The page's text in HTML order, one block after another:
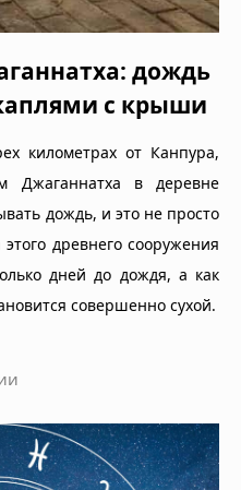
дождь
с крыши
километрах от Канпура,
Джаганнатха в деревне
дождь, и это не просто
древнего сооружения
дней до дождя, а как
совершенно сухой.